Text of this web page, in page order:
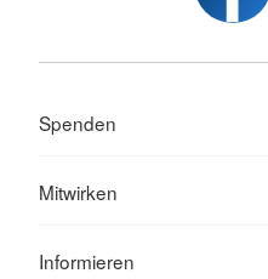
Spenden
Mitwirken
Informieren